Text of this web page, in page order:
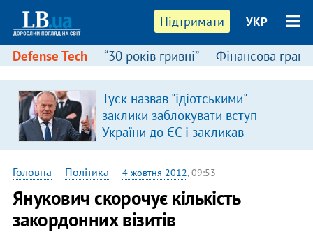
Підтримати УКР
Defense Tech “30 років гривні” Фінансова
Туск назвав "ідіотськими"
заклики заблокувати вступ
України до ЄС і закликав
припинити антиукраїнську
риторику
Головна — Політика — 4 жовтня 2012, 09:53
Янукович скорочує кількість
закордонних візитів